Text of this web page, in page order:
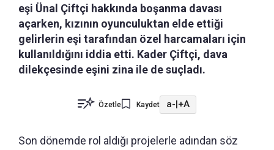
eşi Ünal Çiftçi hakkında boşanma davası
açarken, kızının oyunculuktan elde ettiği
gelirlerin eşi tarafından özel harcamaları için
kullanıldığını iddia etti. Kader Çiftçi, dava
dilekçesinde eşini zina ile de suçladı.
Özetle Kaydet a-|+A
Son dönemde rol aldığı projelerle adından söz